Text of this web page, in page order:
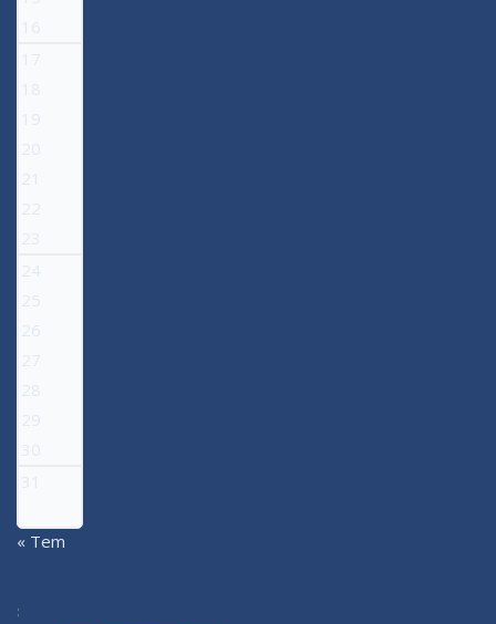
16
17
18
19
20
21
22
23
24
25
26
27
28
29
30
31
« Tem
: